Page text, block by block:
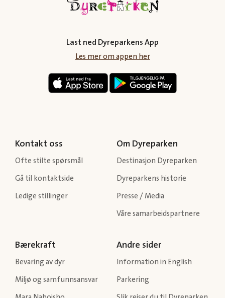
Last ned Dyreparkens App
Les mer om appen her
Kontakt oss
Ofte stilte spørsmål
Gå til kontaktside
Ledige stillinger
Om Dyreparken
Destinasjon Dyreparken
Dyreparkens historie
Presse / Media
Våre samarbeidspartnere
Bærekraft
Bevaring av dyr
Miljø og samfunnsansvar
Andre sider
Information in English
Parkering